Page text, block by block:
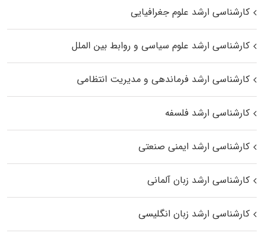
کارشناسی ارشد علوم جغرافیایی
کارشناسی ارشد علوم سیاسی و روابط بین الملل
کارشناسی ارشد فرماندهی و مدیریت انتظامی
کارشناسی ارشد فلسفه
کارشناسی ارشد ایمنی صنعتی
کارشناسی ارشد زبان آلمانی
کارشناسی ارشد زبان انگلیسی